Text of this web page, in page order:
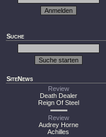
Suche
SiteNews
Review
Death Dealer
Reign Of Steel
Review
Audrey Horne
Achilles